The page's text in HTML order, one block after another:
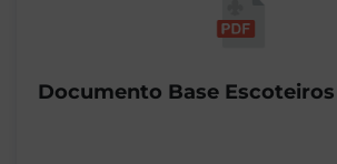
Documento Base